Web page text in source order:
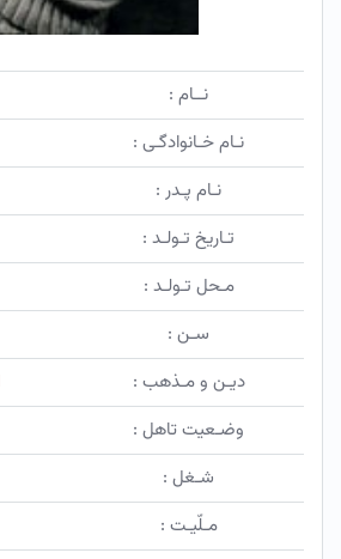
نــام :
نـام خـانوادگـی :
نـام پـدر :
تـاریخ تـولـد :
مـحل تـولـد :
سـن :
دیـن و مـذهب :
وضـعیت تاهل :
شـغل :
مـلّیـت :